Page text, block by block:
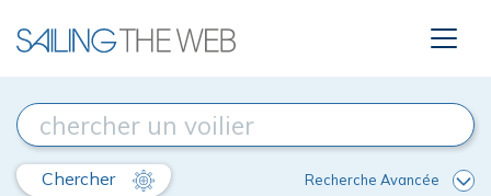
Chercher Recherche Avancée